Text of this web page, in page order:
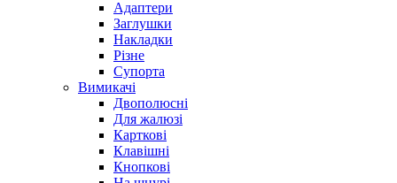
Адаптери
Заглушки
Накладки
Різне
Супорта
Вимикачі
Двополюсні
Для жалюзі
Карткові
Клавішні
Кнопкові